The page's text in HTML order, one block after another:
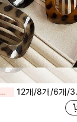
마지막 3일 12개/8개/6개/3개/1개 개학 우아한 전복 헤어 클립, 루즈한 캐주얼 스냅 클립, 인스 스타일 대형 전복 헤어